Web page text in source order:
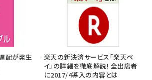
配が発生
楽天の新決済サービス「楽天ペ
イ」の詳細を徹底解説! 全出店者
に2017/4導入の内容とは